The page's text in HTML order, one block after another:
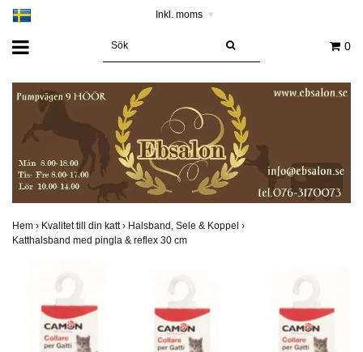
Inkl. moms ▾
0
Hem › Kvalitet till din katt› Halsband, Sele & Koppel ›
Katthalsband med pingla & reflex 30 cm